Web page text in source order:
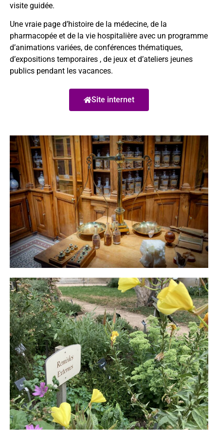
visite guidée.
Une vraie page d’histoire de la médecine, de la
pharmacopée et de la vie hospitalière avec un programme
d’animations variées, de conférences thématiques,
d’expositions temporaires , de jeux et d’ateliers jeunes
publics pendant les vacances.
Site internet